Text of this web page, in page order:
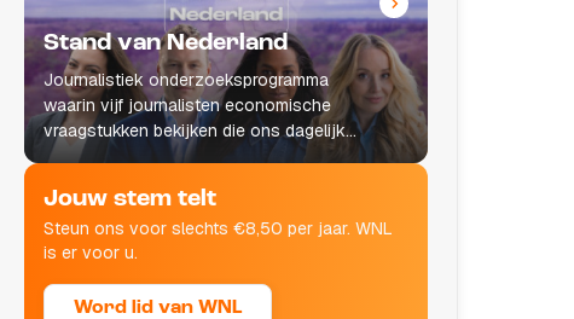
Stand van Nederland
Journalistiek onderzoeksprogramma
waarin vijf journalisten economische
vraagstukken bekijken die ons dagelijks
leven raken.
Jouw stem telt
Steun ons voor slechts €8,50 per jaar. WNL
is er voor u.
Word lid van WNL